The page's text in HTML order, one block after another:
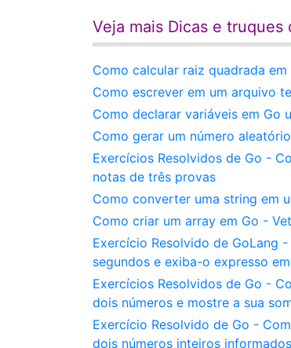
Veja mais Dicas e truques
Como calcular raiz quadrada
Como escrever em um arquivo
Como declarar variáveis em Go
Como gerar um número
Exercícios Resolvidos de Go -
notas de três provas
Como converter uma string em
Como criar um array em Go -
Exercício Resolvido de GoLang
segundos e exiba-o expresso
Exercícios Resolvidos de Go -
dois números e mostre a sua
Exercício Resolvido de Go -
dois números inteiros informados